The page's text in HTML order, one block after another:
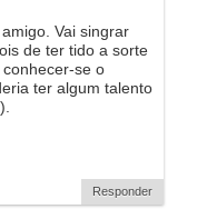
Vai singrar
de ter tido a sorte
se o
ter algum talento
Responder